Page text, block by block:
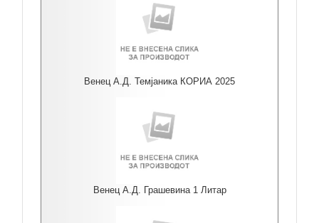
Венец А.Д. Темјаника КОРИА 2025
Венец А.Д. Грашевина 1 Литар